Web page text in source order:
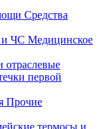
Средства
Медицинское
отраслевые
первой
Прочие
термосы и